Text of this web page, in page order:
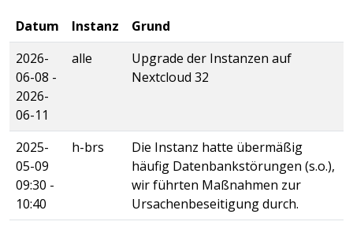
Datum Instanz
Grund
2026-
06-08 -
2026-
06-11
alle
Upgrade der Instanzen auf
Nextcloud 32
2025-
05-09
09:30 -
10:40
h-brs
Die Instanz hatte übermäßig
häufig Datenbankstörungen (s.o.),
wir führten Maßnahmen zur
Ursachenbeseitigung durch.